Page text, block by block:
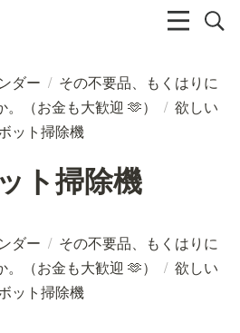
ダー / その不要品、もくはりに
（お金も大歓迎 🫶）
/ 欲しい
ット掃除機
ト掃除機
ダー / その不要品、もくはりに
（お金も大歓迎 🫶）
/ 欲しい
ット掃除機